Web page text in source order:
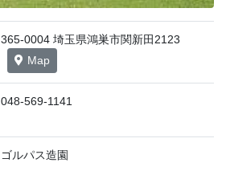
365-0004 埼玉県鴻巣市関新田2123
Map
048-569-1141
ゴルパス造園